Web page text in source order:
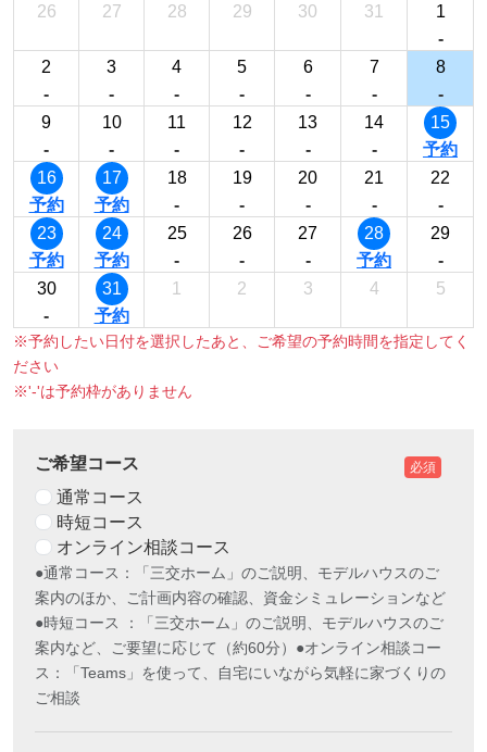
26
27 28 29 30 31
1
-
2
-
3
-
4
-
5
-
6
-
7
-
8
-
9
-
10
-
11
-
12
-
13
-
14
-
15
予約
16
予約
17
予約
18
-
19
-
20
-
21
-
22
-
23
予約
24
予約
25
-
26
-
27
-
28
予約
29
-
30
-
31
予約
1 2 3 4 5
※予約したい日付を選択したあと、ご希望の予約時間を指定してく
ださい
※'-'は予約枠がありません
ご希望コース 必須
通常コース
時短コース
オンライン相談コース
●通常コース：「三交ホーム」のご説明、モデルハウスのご
案内のほか、ご計画内容の確認、資金シミュレーションなど
●時短コース ：「三交ホーム」のご説明、モデルハウスのご
案内など、ご要望に応じて（約60分）●オンライン相談コー
ス：「Teams」を使って、自宅にいながら気軽に家づくりの
ご相談